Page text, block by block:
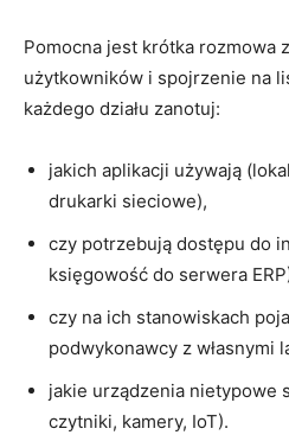
Pomocna jest krótka rozmowa
użytkowników i spojrzenie na
każdego działu zanotuj:
jakich aplikacji używają
drukarki sieciowe),
czy potrzebują dostępu do
księgowość do serwera
czy na ich stanowiskach
podwykonawcy z własnymi
jakie urządzenia nietypowe
czytniki, kamery, IoT).